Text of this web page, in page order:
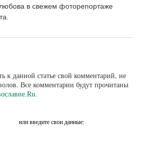
в свежем фоторепортаже
к данной статье свой комментарий, не
Все комментарии будут прочитаны
.
или введите свои данные: